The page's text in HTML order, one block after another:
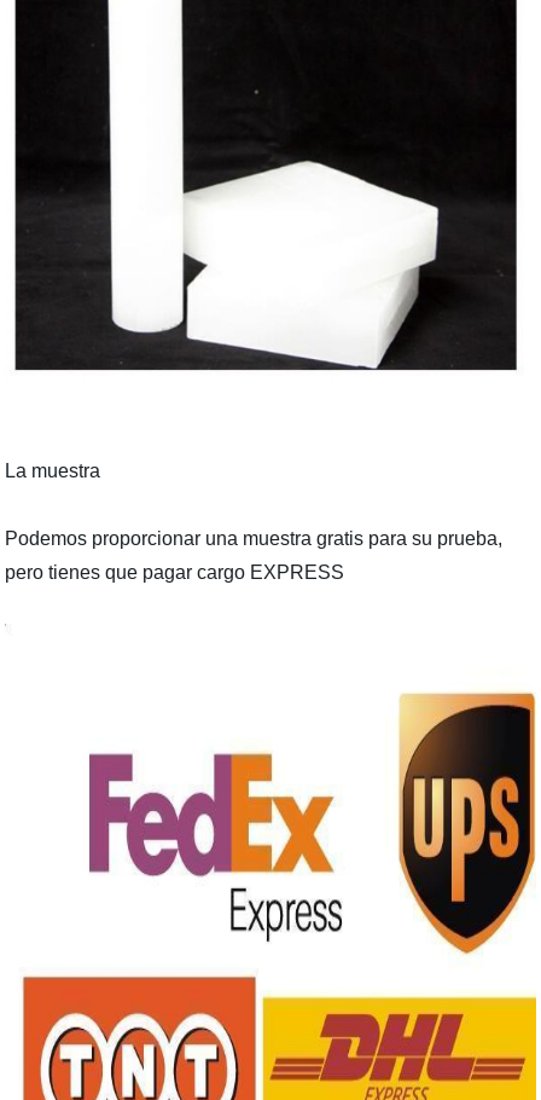
La muestra
Podemos proporcionar una muestra gratis para su prueba,
pero tienes que pagar cargo EXPRESS